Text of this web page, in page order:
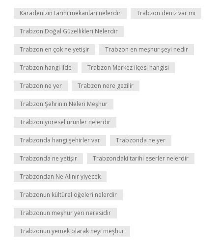
Karadenizin tarihi mekanları nelerdir Trabzon deniz var mı
Trabzon Doğal Güzellikleri Nelerdir
Trabzon en çok ne yetişir Trabzon en meşhur şeyi nedir
Trabzon hangi ilde Trabzon Merkez ilçesi hangisi
Trabzon ne yer Trabzon nere gezilir
Trabzon Şehrinin Neleri Meşhur
Trabzon yöresel ürünler nelerdir
Trabzonda hangi şehirler var Trabzonda ne yer
Trabzonda ne yetişir Trabzondaki tarihi eserler nelerdir
Trabzondan Ne Alınır yiyecek
Trabzonun kültürel öğeleri nelerdir
Trabzonun meşhur yeri neresidir
Trabzonun yemek olarak neyi meşhur